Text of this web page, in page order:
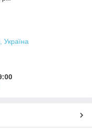
Україна